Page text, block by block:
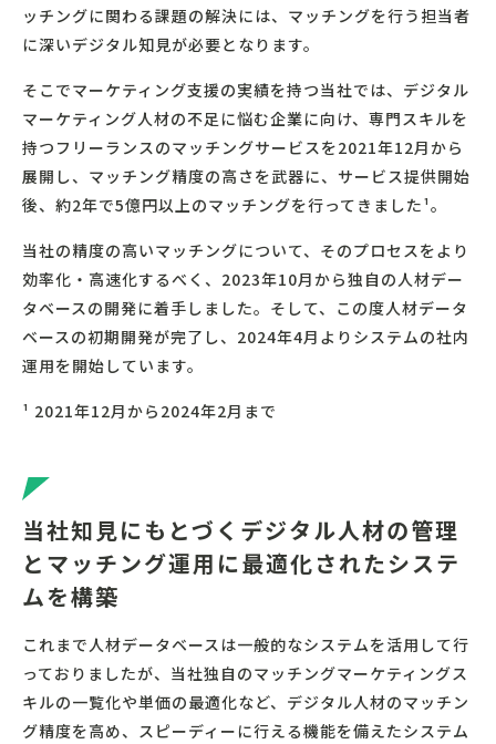
ッチングに関わる課題の解決には、マッチングを行う担当者
に深いデジタル知見が必要となります。
そこでマーケティング支援の実績を持つ当社では、デジタル
マーケティング人材の不足に悩む企業に向け、専門スキルを
持つフリーランスのマッチングサービスを2021年12月から
展開し、マッチング精度の高さを武器に、サービス提供開始
後、約2年で5億円以上のマッチングを行ってきました¹。
当社の精度の高いマッチングについて、そのプロセスをより
効率化・高速化するべく、2023年10月から独自の人材デー
タベースの開発に着手しました。そして、この度人材データ
ベースの初期開発が完了し、2024年4月よりシステムの社内
運用を開始しています。
¹ 2021年12月から2024年2月まで
当社知見にもとづくデジタル人材の管理
とマッチング運用に最適化されたシステ
ムを構築
これまで人材データベースは一般的なシステムを活用して行
っておりましたが、当社独自のマッチングマーケティングス
キルの一覧化や単価の最適化など、デジタル人材のマッチン
グ精度を高め、スピーディーに行える機能を備えたシステム